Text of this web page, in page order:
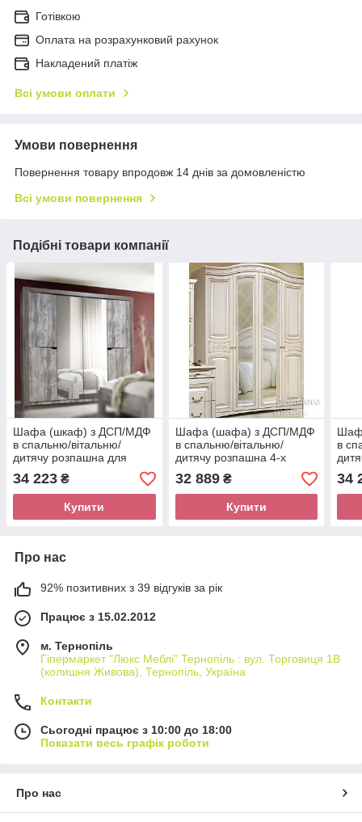
Готівкою
Оплата на розрахунковий рахунок
Накладений платіж
Всі умови оплати
Умови повернення
Повернення товару впродовж 14 днів за домовленістю
Всі умови повернення
Подібні товари компанії
Шафа (шкаф) з ДСП/МДФ
в спальню/вітальню/
дитячу розпашна для
одягу 4-х дверна Гарда
сосна джексон
Слониммебель
34 223 ₴
Купити
Шафа (шафа) з ДСП/МДФ
в спальню/вітальню/
дитячу розпашна 4-х
дверна для одягу з МДФ
Венера ясний
Слонимебель
32 889₴
Купити
в
дуб
34
Про нас
92% позитивних з 39 відгуків за рік
Працює з 15.02.2012
м. Тернопіль
Гіпермаркет "Люкс Меблі" Тернопіль : вул. Торговиця 1В
(колишня Живова), Тернопіль, Україна
Контакти
Сьогодні працює з 10:00 до 18:00
Показати весь графік роботи
Про нас